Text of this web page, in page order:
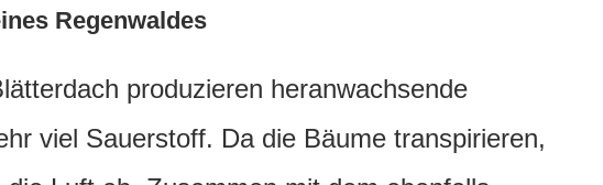
Regenwaldes
produzieren heranwachsende
viel Sauerstoff. Da die Bäume transpirieren,